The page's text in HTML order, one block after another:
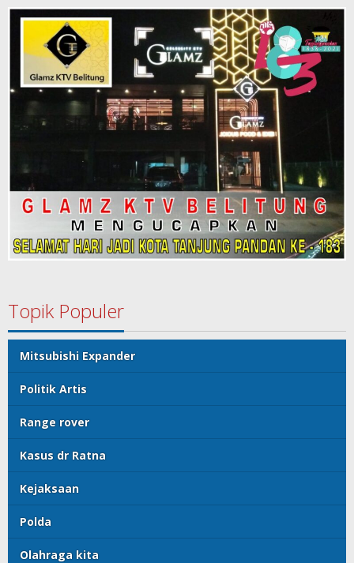
Topik Populer
Mitsubishi Expander
Politik Artis
Range rover
Kasus dr Ratna
Kejaksaan
Polda
Olahraga kita